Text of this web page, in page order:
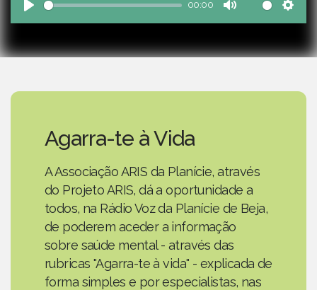
Play
00:00
Mute
Agarra-te à Vida
A Associação ARIS da Planície, através
do Projeto ARIS, dá a oportunidade a
todos, na Rádio Voz da Planície de Beja,
de poderem aceder a informação
sobre saúde mental - através das
rubricas "Agarra-te à vida" - explicada de
forma simples e por especialistas, nas